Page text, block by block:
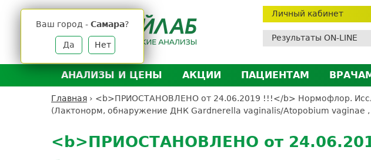
Личный кабинет
Результаты ON-LINE
Ваш город - Самара?
Да Нет
АНАЛИЗЫ И ЦЕНЫ
Анализы и цены
Где сдать анализы
АКЦИИ
ПАЦИЕНТАМ
Личный кабинет
Дисконтная
Вы
Главная › <b>ПРИОСТАНОВЛЕНО от 24.06.2019 !!!</b> Нормофлор.
(Лактонорм, обнаружение ДНК Gardnerella vaginalis/Atopobium vaginae
top
<b>ПРИОСТАНОВЛЕНО от